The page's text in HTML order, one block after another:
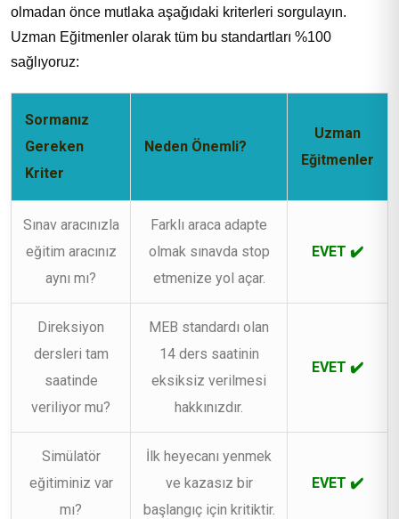
olmadan önce mutlaka aşağıdaki kriterleri sorgulayın.
Uzman Eğitmenler olarak tüm bu standartları %100
sağlıyoruz:
Sormanız
Gereken
Kriter
Neden Önemli?
Uzman
Eğitmenler
Sınav aracınızla
eğitim aracınız
aynı mı?
Farklı araca adapte
olmak sınavda stop
etmenize yol açar.
EVET ✔️
Direksiyon
dersleri tam
saatinde
veriliyor mu?
MEB standardı olan
14 ders saatinin
eksiksiz verilmesi
hakkınızdır.
EVET ✔️
Simülatör
eğitiminiz var
mı?
İlk heyecanı yenmek
ve kazasız bir
başlangıç için kritiktir.
EVET ✔️